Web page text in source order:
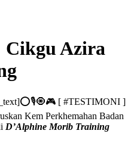
Azira
[ #TESTIMONI ]
Kem Perkhemahan Badan
D’Alphine Morib Training